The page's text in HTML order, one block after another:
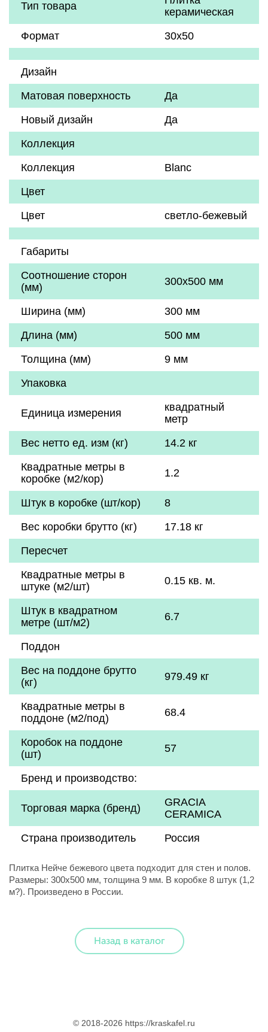
Тип товара
керамическая
Формат
30х50
Дизайн
Матовая поверхность
Да
Новый дизайн
Да
Коллекция
Коллекция
Blanc
Цвет
Цвет
светло-бежевый
Габариты
Соотношение сторон
(мм)
300x500 мм
Ширина (мм)
300 мм
Длина (мм)
500 мм
Толщина (мм)
9 мм
Упаковка
Единица измерения
квадратный
метр
Вес нетто ед. изм (кг)
14.2 кг
Квадратные метры в
коробке (м2/кор)
1.2
Штук в коробке (шт/кор)
8
Вес коробки брутто (кг)
17.18 кг
Пересчет
Квадратные метры в
штуке (м2/шт)
0.15 кв. м.
Штук в квадратном
метре (шт/м2)
6.7
Поддон
Вес на поддоне брутто
(кг)
979.49 кг
Квадратные метры в
поддоне (м2/под)
68.4
Коробок на поддоне
(шт)
57
Бренд и производство:
Торговая марка (бренд)
GRACIA
CERAMICA
Страна производитель
Россия
Плитка Нейче бежевого цвета подходит для стен и полов.
Размеры: 300x500 мм, толщина 9 мм. В коробке 8 штук (1,2
м?). Произведено в России.
Назад в каталог
© 2018-2026 https://kraskafel.ru